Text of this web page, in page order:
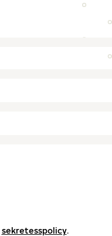
sekretesspolicy.